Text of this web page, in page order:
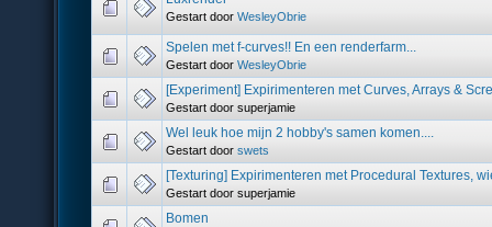
Gestart door WesleyObrie
Spelen met f-curves!! En een renderfarm...
Gestart door WesleyObrie
[Experiment] Expirimenteren met Curves, Arrays &
Gestart door superjamie
Wel leuk hoe mijn 2 hobby's samen komen....
Gestart door swets
[Texturing] Expirimenteren met Procedural Textures,
Gestart door superjamie
Bomen